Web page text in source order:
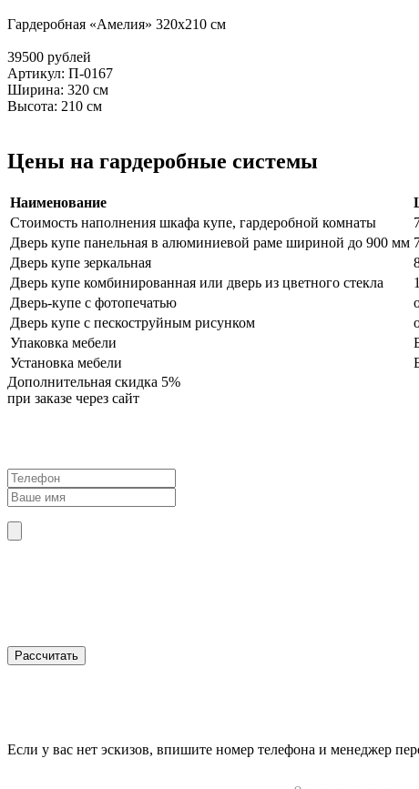
Гардеробная «Амелия» 320х210 см
39500 рублей
Артикул: П-0167
Ширина: 320 см
Высота: 210 см
Цены на гардеробные системы
Наименование
Стоимость наполнения шкафа купе, гардеробной комнаты
Дверь купе панельная в алюминиевой раме шириной до 900 мм
Дверь купе зеркальная
Дверь купе комбинированная или дверь из цветного стекла
Дверь-купе с фотопечатью
Дверь купе с пескоструйным рисунком
Упаковка мебели
Установка мебели
Дополнительная скидка 5%
при заказе через сайт
Если у вас нет эскизов, впишите номер телефона и менеджер